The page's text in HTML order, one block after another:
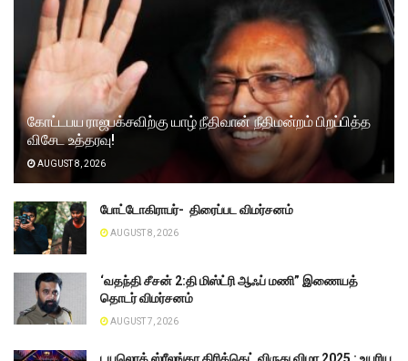
கோட்டபய ராஜபக்சவிற்கு யாழ் நீதிவான் நீதிமன்றம் பிறப்பித்த
விசேட உத்தரவு!
AUGUST 8, 2026
போட்டோகிராபர்- ‌ திரைப்பட விமர்சனம்
AUGUST 8, 2026
‘வதந்தி சீசன் 2:தி மிஸ்ட்ரி ஆஃப் மணி” இணையத்
தொடர் விமர்சனம்
AUGUST 7, 2026
டயலொக் ஸ்ரீலங்கா கிரிக்கெட் விருது விழா 2025 : உயரிய